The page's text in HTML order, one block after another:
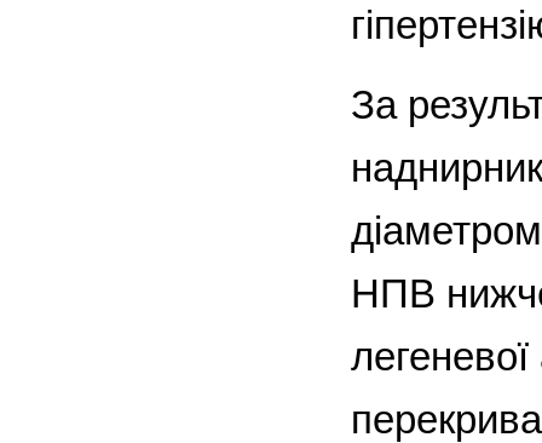
За
НПВ нижче